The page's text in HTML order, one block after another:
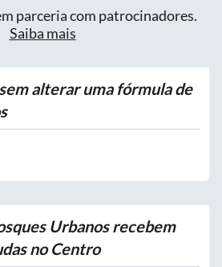
parceria com patrocinadores.
Saiba mais
alterar uma fórmula de
Urbanos recebem
no Centro